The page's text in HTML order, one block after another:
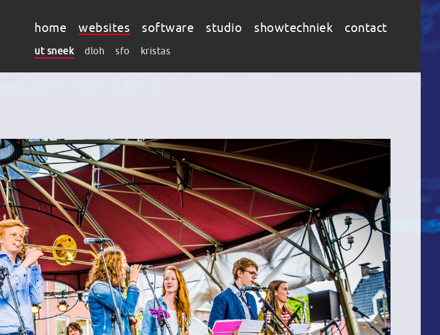
home websites software studio showtechniek contact
ut sneek dloh sfo kristas